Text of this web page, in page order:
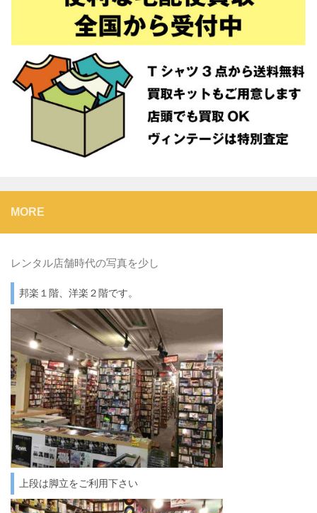
MORE
レンタル店舗時代の写真を少し
邦楽１階、洋楽２階です。
上段は脚立をご利用下さい